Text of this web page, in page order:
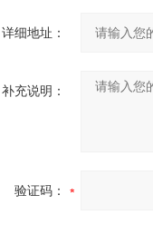
详细地址：
补充说明：
验证码：